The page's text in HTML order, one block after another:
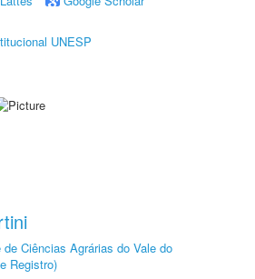
UNESP
de Ciências Agrárias do Vale do
Registro)